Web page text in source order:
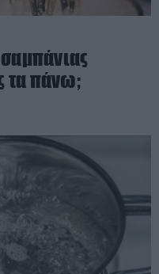
τα πάνω;